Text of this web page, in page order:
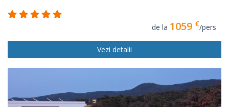
de la 1059 €/pers
Vezi detalii